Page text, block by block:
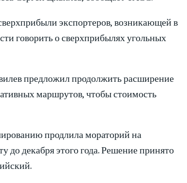
экспортеров, возникающей в
говорить о сверхприбылях угольных
предложил продолжить расширение
маршрутов, чтобы стоимость
продлила мораторий на
декабря этого года. Решение принято